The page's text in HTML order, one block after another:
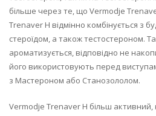
більше через те, що Vermodje
Trenaver H відмінно комбінується з
стероїдом, а також тестостероном.
ароматизується, відповідно не
його використовують перед
з Мастероном або Станозололом.
Vermodje Trenaver H більш активний,